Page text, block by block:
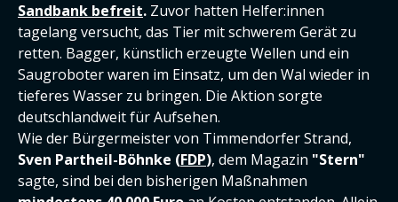
Sandbank befreit. Zuvor hatten Helfer:innen
tagelang versucht, das Tier mit schwerem Gerät zu
retten. Bagger, künstlich erzeugte Wellen und ein
Saugroboter waren im Einsatz, um den Wal wieder in
tieferes Wasser zu bringen. Die Aktion sorgte
deutschlandweit für Aufsehen.
Wie der Bürgermeister von Timmendorfer Strand,
Sven Partheil-Böhnke (FDP), dem Magazin "Stern"
sagte, sind bei den bisherigen Maßnahmen